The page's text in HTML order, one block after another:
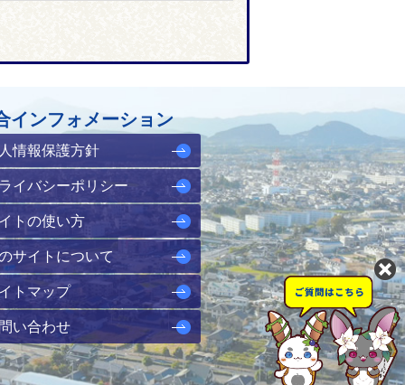
インフォメーション
情報保護方針
イバシーポリシー
トの使い方
サイトについて
トマップ
い合わせ